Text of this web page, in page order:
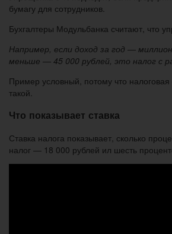
бумагу для сотрудников.
Бухгалтеры Модульбанка считают, что
Например, если доход за год —
меньше — 45 000 рублей, это налог с
Пример условный, потому что
такой.
Что показывает ставка
Ставка налога показывает, сколько
налог — 18 000 рублей ил шесть